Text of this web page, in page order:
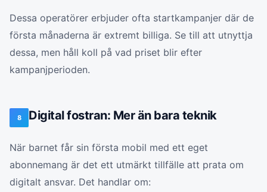
Dessa operatörer erbjuder ofta startkampanjer där de
första månaderna är extremt billiga. Se till att utnyttja
dessa, men håll koll på vad priset blir efter
kampanjperioden.
8 Digital fostran: Mer än bara teknik
När barnet får sin första mobil med ett eget
abonnemang är det ett utmärkt tillfälle att prata om
digitalt ansvar. Det handlar om: